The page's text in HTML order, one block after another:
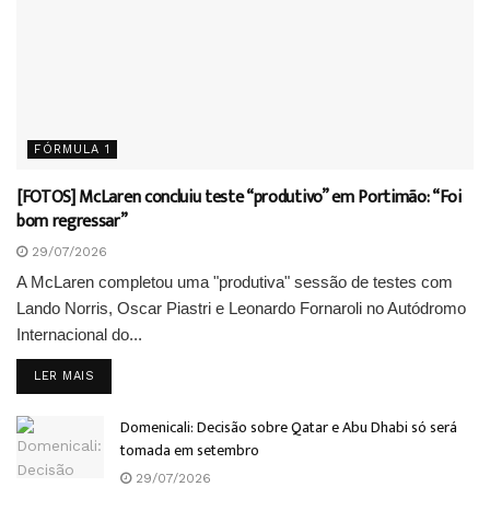
FÓRMULA 1
[FOTOS] McLaren concluiu teste “produtivo” em Portimão: “Foi
bom regressar”
29/07/2026
A McLaren completou uma "produtiva" sessão de testes com
Lando Norris, Oscar Piastri e Leonardo Fornaroli no Autódromo
Internacional do...
LER MAIS
Domenicali: Decisão sobre Qatar e Abu Dhabi só será
tomada em setembro
29/07/2026